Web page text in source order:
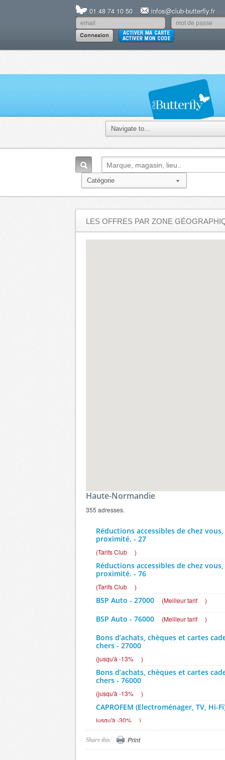
01 48 74 10 50 infos@club-butterfly.fr
LES OFFRES PAR ZONE
Haute-Normandie
355 adresses.
Réductions accessibles de chez
proximité. - 27
(Tarifs Club )
Réductions accessibles de chez
proximité. - 76
(Tarifs Club )
BSP Auto - 27000 (Meilleur tarif )
BSP Auto - 76000 (Meilleur tarif )
Bons d’achats, chèques et cartes
chers - 27000
(jusqu'à -13% )
Bons d’achats, chèques et cartes
chers - 76000
(jusqu'à -13% )
CAPROFEM (Electroménager, TV, Hi-
jusqu'à -30% )
EUROPCAR - 27000
EUROPCAR - 76000 (-10% )
Share this: Print